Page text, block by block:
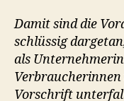
Damit sind die
schlüssig
als
Vorschrift